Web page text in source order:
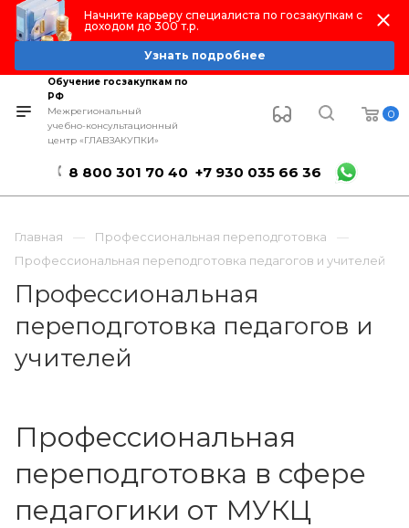
Начните карьеру специалиста по госзакупкам с
доходом до 300 т.р.
Узнать подробнее
Обучение госзакупкам по
РФ
Межрегиональный
учебно-консультационный
центр «ГЛАВЗАКУПКИ»
0
8 800 301 70 40 +7 930 035 66 36
Главная
Профессиональная переподготовка
Профессиональная переподготовка педагогов и учителей
Профессиональная
переподготовка педагогов и
учителей
Профессиональная
переподготовка в сфере
педагогики от МУКЦ